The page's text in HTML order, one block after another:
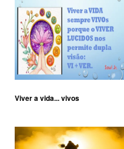
Viver a vida... vivos